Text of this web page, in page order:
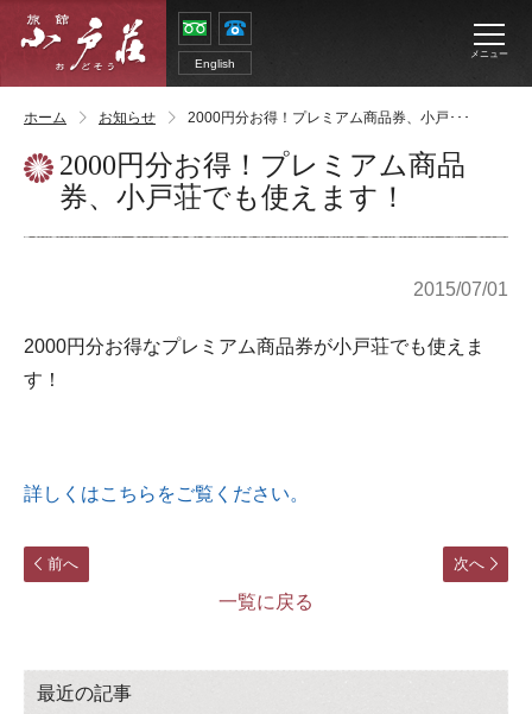
English
メニュー
ホーム お知らせ 2000円分お得！プレミアム商品券、小戸･･･
2000円分お得！プレミアム商品
券、小戸荘でも使えます！
2015/07/01
2000円分お得なプレミアム商品券が小戸荘でも使えま
す！
詳しくはこちらをご覧ください。
次へ
前へ
一覧に戻る
最近の記事